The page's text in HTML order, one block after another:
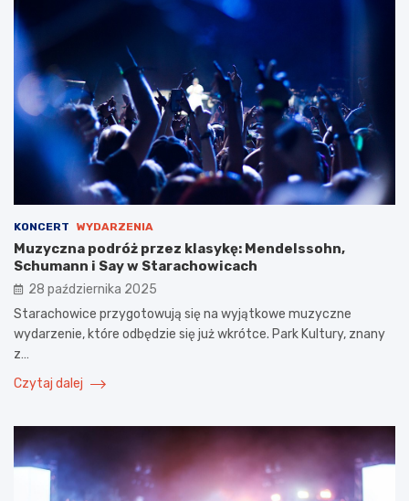
KONCERT WYDARZENIA
Muzyczna podróż przez klasykę: Mendelssohn,
Schumann i Say w Starachowicach
28 października 2025
Starachowice przygotowują się na wyjątkowe muzyczne
wydarzenie, które odbędzie się już wkrótce. Park Kultury, znany
z…
Czytaj dalej